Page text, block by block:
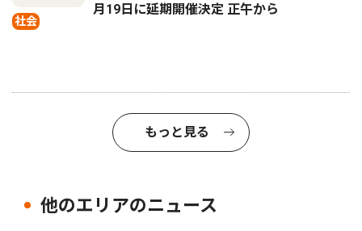
社会
月19日に延期開催決定 正午から
もっと見る
他のエリアのニュース